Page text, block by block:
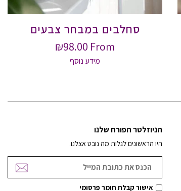
סחלבים במבחר צבעים
From
₪98.00
מידע נוסף
הניוזלטר הפורח שלנו
היו הראשונים לגלות מה נובט אצלנו.
אישור קבלת חומר פרסומי